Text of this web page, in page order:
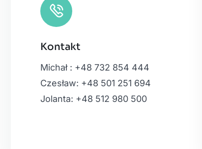
Kontakt
Michał : +48 732 854 444
Czesław: +48 501 251 694
Jolanta: +48 512 980 500